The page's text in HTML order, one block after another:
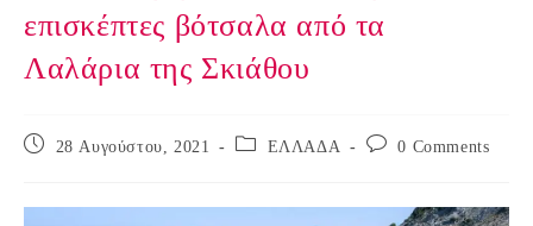
επισκέπτες βότσαλα από τα
Λαλάρια της Σκιάθου
Post
28 Αυγούστου, 2021
Post
ΕΛΛΑΔΑ
Post 0 Comments